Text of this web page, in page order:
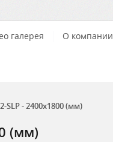
галерея О компании
- 2400x1800 (мм)
(мм)